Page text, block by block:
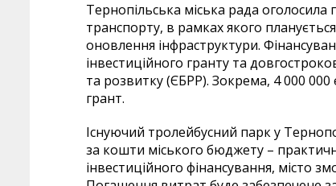
Тернопільська міська рада
транспорту, в рамках якого
оновлення інфраструктури.
інвестиційного гранту та
та розвитку (ЄБРР). Зокрема, 4 000
грант.
Існуючий тролейбусний парк у
за кошти міського бюджету –
інвестиційного фінансування, місто